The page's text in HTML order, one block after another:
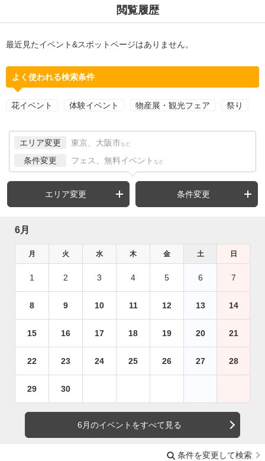
閲覧履歴
最近見たイベント&スポットページはありません。
よく使われる検索条件
花イベント 体験イベント 物産展・観光フェア 祭り
エリア変更 東京、大阪市 など
条件変更 フェス、無料イベント など
エリア変更 条件変更
6月
月 火 水 木 金 土 日
1 2 3 4 5 6 7
8 9 10 11 12 13 14
15 16 17 18 19 20 21
22 23 24 25 26 27 28
29 30
6月のイベントをすべて見る
条件を変更して検索